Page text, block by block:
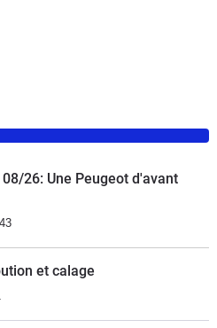
26: Une Peugeot d'avant
et calage